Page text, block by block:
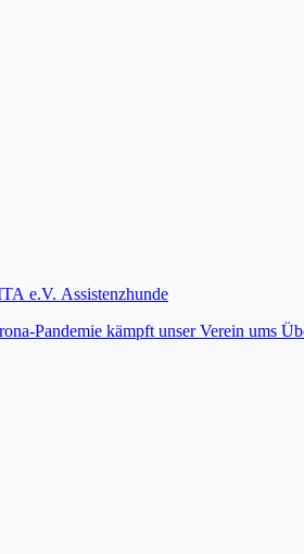
e.V. Assistenzhunde
Pandemie kämpft unser Verein ums